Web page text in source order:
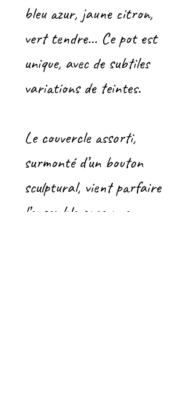
bleu azur, jaune citron,
vert tendre… Ce pot est
unique, avec de subtiles
variations de teintes.
Le couvercle assorti,
surmonté d’un bouton
sculptural, vient parfaire
l’ensemble avec une